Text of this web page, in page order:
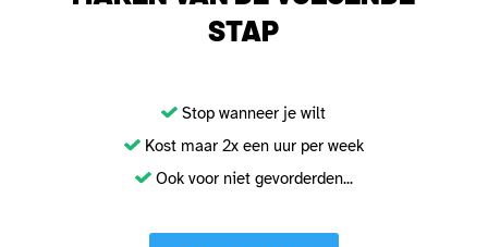
STAP
Stop wanneer je wilt
Kost maar 2x een uur per week
Ook voor niet gevorderden...